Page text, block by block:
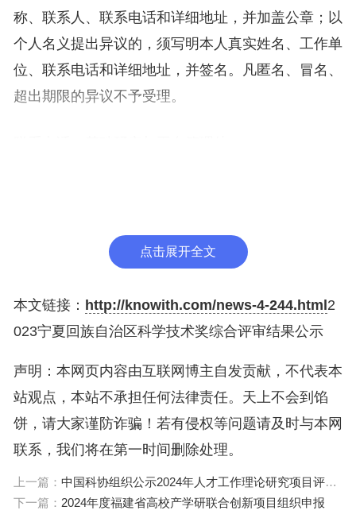
称、联系人、联系电话和详细地址，并加盖公章；以
个人名义提出异议的，须写明本人真实姓名、工作单
位、联系电话和详细地址，并签名。凡匿名、冒名、
超出期限的异议不予受理。
单位地址：银川市兴庆区西桥巷95号南楼
附件：1.2023年度宁夏回族自治区科学技术奖综合
2.宁夏回族自治区科学技术奖项目异议申请表
宁夏回族自治区科学技术厅
2024年7月1日
点击展开全文
本文链接： http://knowith.com/news-4-244.html 2
023宁夏回族自治区科学技术奖综合评审结果公示
声明：本网页内容由互联网博主自发贡献，不代表本
站观点，本站不承担任何法律责任。天上不会到馅
饼，请大家谨防诈骗！若有侵权等问题请及时与本网
联系，我们将在第一时间删除处理。
上一篇： 中国科协组织公示2024年人才工作理论研究项目评审结果
下一篇： 2024年度福建省高校产学研联合创新项目组织申报